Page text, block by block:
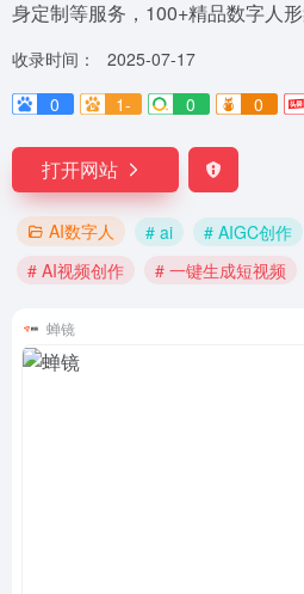
身定制等服务，100+精品数字人形
收录时间：
2025-07-17
0
1- 0 0
打开网站
AI数字人 # ai # AIGC创作
# AI视频创作
# 一键生成短视频
蝉镜